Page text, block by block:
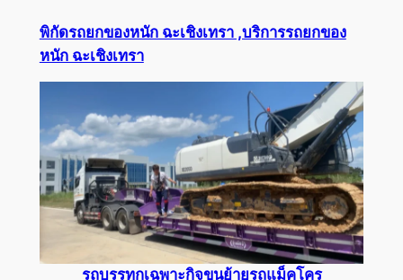
พิกัดรถยกของหนัก ฉะเชิงเทรา ,บริการรถยกของ
หนัก ฉะเชิงเทรา
รถบรรทุกเฉพาะกิจขนย้ายรถแม็คโคร